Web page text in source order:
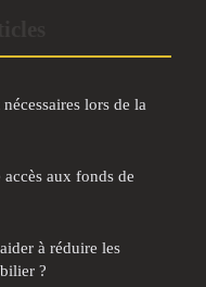
lors de la
aux fonds de
à réduire les
?